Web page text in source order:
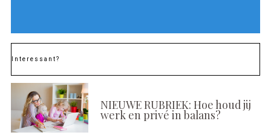
Interessant?
NIEUWE RUBRIEK: Hoe houd jij
werk en privé in balans?